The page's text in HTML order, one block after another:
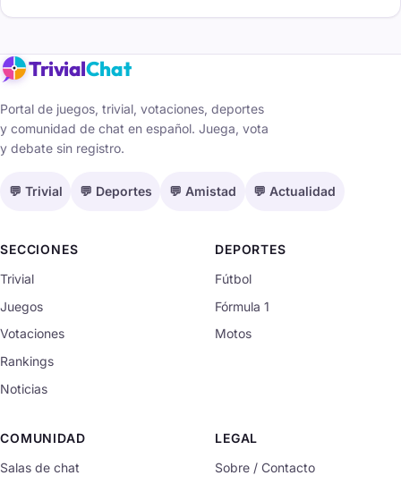
TrivialChat
Portal de juegos, trivial, votaciones, deportes
y comunidad de chat en español. Juega, vota
y debate sin registro.
💬 Trivial 💬 Deportes 💬 Amistad 💬 Actualidad
SECCIONES
Trivial
Juegos
Votaciones
Rankings
Noticias
DEPORTES
Fútbol
Fórmula 1
Motos
COMUNIDAD
Salas de chat
LEGAL
Sobre / Contacto